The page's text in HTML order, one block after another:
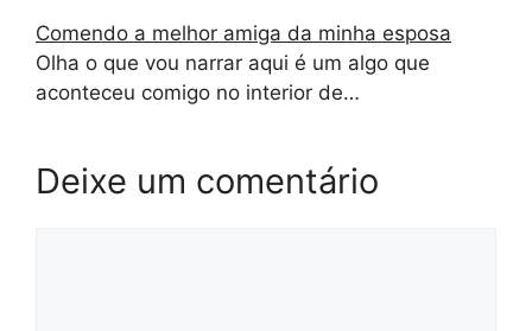
Comendo a melhor amiga da minha esposa
Olha o que vou narrar aqui é um algo que
aconteceu comigo no interior de…
Deixe um comentário